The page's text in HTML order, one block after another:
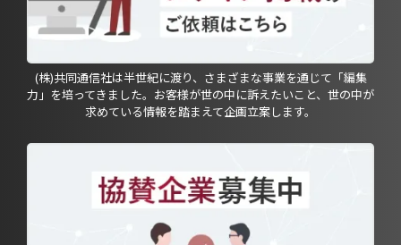
(株)共同通信社は半世紀に渡り、さまざまな事業を通じて「編集
力」を培ってきました。お客様が世の中に訴えたいこと、世の中が
求めている情報を踏まえて企画立案します。